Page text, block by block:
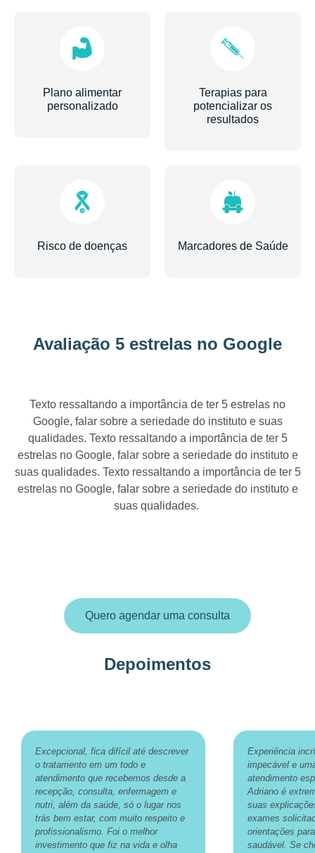
Plano alimentar
personalizado
Terapias para
potencializar os
resultados
Risco de doenças Marcadores de Saúde
Avaliação 5 estrelas no Google
Texto ressaltando a importância de ter 5 estrelas no
Google, falar sobre a seriedade do instituto e suas
qualidades. Texto ressaltando a importância de ter 5
estrelas no Google, falar sobre a seriedade do instituto e
suas qualidades. Texto ressaltando a importância de ter 5
estrelas no Google, falar sobre a seriedade do instituto e
suas qualidades.
Quero agendar uma consulta
Depoimentos
Excepcional, fica difícil até descrever
o tratamento em um todo e
atendimento que recebemos desde a
recepção, consulta, enfermagem e
nutri, além da saúde, só o lugar nos
trás bem estar, com muito respeito e
profissionalismo. Foi o melhor
investimento que fiz na vida e olha
Experiência
impecável e
atendimento
Adriano é
suas
exames
orientações
saudável. Se